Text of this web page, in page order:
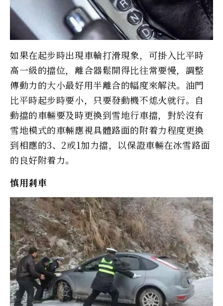
如果在起步時出現車輪打滑現象，可掛入比平時
高一級的擋位，離合器鬆開得比往常要慢，調整
傳動力的大小最好用半離合的幅度來解決。油門
比平時起步時要小，只要發動機不熄火就行。自
動擋的車輛要及時更換到雪地行車擋，對於沒有
雪地模式的車輛應視具體路面的附着力程度更換
到相應的3、2或1加力擋，以保證車輛在冰雪路面
的良好附着力。
慎用剎車